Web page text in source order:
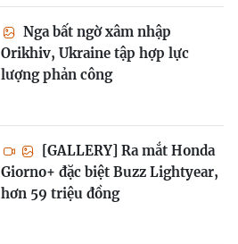
Nga bất ngờ xâm nhập
Orikhiv, Ukraine tập hợp lực
lượng phản công
[GALLERY] Ra mắt Honda
Giorno+ đặc biệt Buzz Lightyear,
hơn 59 triệu đồng